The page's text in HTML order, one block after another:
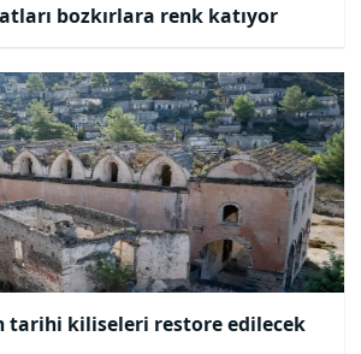
bozkırlara renk katıyor
tarihi kiliseleri restore edilecek